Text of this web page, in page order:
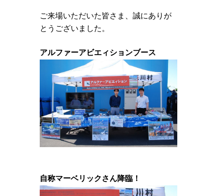
ご来場いただいた皆さま、誠にありが
とうございました。
アルファーアビエィションブース
自称マーベリックさん降臨！